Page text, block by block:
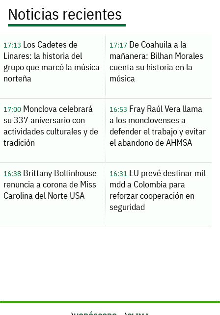
Noticias recientes
17:13 Los Cadetes de
Linares: la historia del
grupo que marcó la música
norteña
17:17De Coahuila a la
mañanera: Bilhan Morales
cuenta su historia en la
música
17:00Monclova celebrará
su 337 aniversario con
actividades culturales y de
tradición
16:53 Fray Raúl Vera llama
a los monclovenses a
defender el trabajo y evitar
el abandono de AHMSA
16:38Brittany Boltinhouse
renuncia a corona de Miss
Carolina del Norte USA
16:31EU prevé destinar mil
mdd a Colombia para
reforzar cooperación en
seguridad